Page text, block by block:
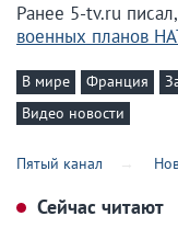
Ранее 5-tv.ru
военных планов
В мире Франция
Видео новости
Пятый канал
Сейчас читают